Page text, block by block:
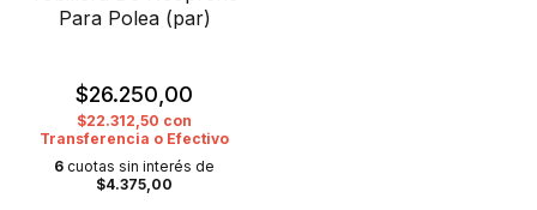
Para Polea (par)
$26.250,00
$22.312,50 con
Transferencia o Efectivo
6 cuotas sin interés de
$4.375,00